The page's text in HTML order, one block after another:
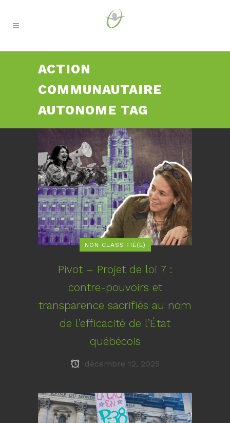
ACTION
COMMUNAUTAIRE
AUTONOME TAG
NON CLASSIFIÉ(E)
Pivot – Projet de loi 7 :
contre-pouvoirs et
transparence sacrifiés au nom
de l’efficacité de l’État
québécois
décembre 12, 2025